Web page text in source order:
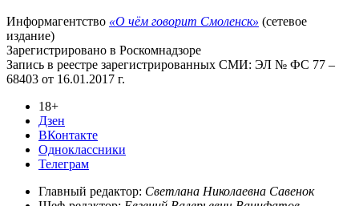
Информагентство «О чём говорит Смоленск» (сетевое
издание)
Зарегистрировано в Роскомнадзоре
Запись в реестре зарегистрированных СМИ: ЭЛ № ФС 77 –
68403 от 16.01.2017 г.
18+
Дзен
ВКонтакте
Одноклассники
Телеграм
Главный редактор: Светлана Николаевна Савенок